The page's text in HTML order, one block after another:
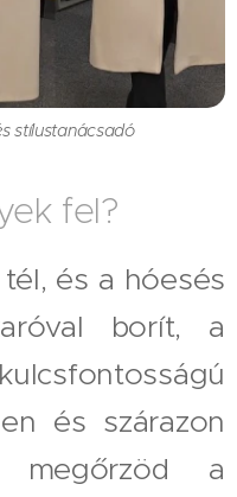
stílustanácsadó
fel?
és a hóesés
borít, a
és szárazon
megőrzöd a